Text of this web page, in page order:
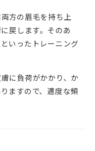
方の眉毛を持ち上
戻します。そのあ
いったトレーニング
に負荷がかかり、か
ますので、適度な頻